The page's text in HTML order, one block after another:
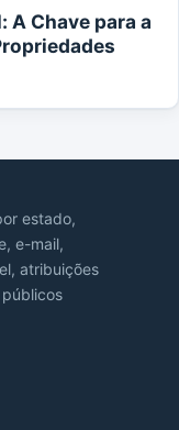
A Chave para a
estado,
e-mail,
atribuições